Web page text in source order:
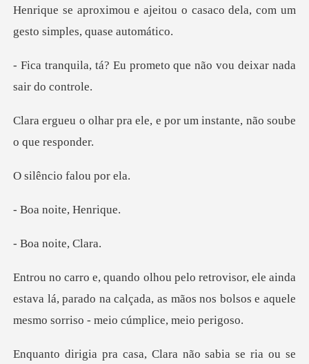
Henrique se aprox
prometo que não vou dei
ele, e por um instante, n
io falou
oite, H
noite,
inda
estava lá, parado na calçada, as mãos nos bolsos
sa, Clara não sabia se